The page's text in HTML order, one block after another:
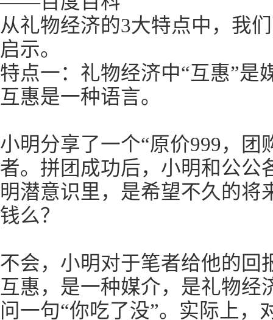
从礼物经济的3大特点中，我
启示。
特点一：礼物经济中“互惠”是
互惠是一种语言。
小明分享了一个“原价999，团
者。拼团成功后，小明和公公
明潜意识里，是希望不久的将
钱么？
不会，小明对于笔者给他的回
互惠，是一种媒介，是礼物经
问一句“你吃了没”。实际上，